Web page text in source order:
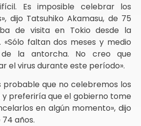
Es imposible celebrar los
dijo Tatsuhiko Akamasu, de 75
de visita en Tokio desde la
«Sólo faltan dos meses y medio
la antorcha. No creo que
el virus durante este período».
probable que no celebremos los
y preferiría que el gobierno tome
en algún momento», dijo
74 años.